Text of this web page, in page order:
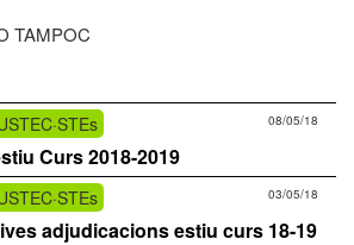
TAMPOC
08/05/18
Curs 2018-2019
03/05/18
adjudicacions estiu curs 18-19